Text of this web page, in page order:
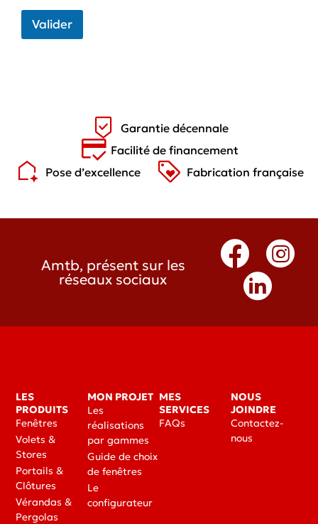
Valider
Garantie décennale
Facilité de financement
Pose d’excellence
Fabrication française
Amtb, présent sur les
réseaux sociaux
LES
PRODUITS
Fenêtres
Volets &
Stores
Portails &
Clôtures
Vérandas &
Pergolas
MON PROJET
Les
réalisations
par gammes
Guide de choix
de fenêtres
Le
configurateur
MES
SERVICES
FAQs
NOUS
JOINDRE
Contactez-
nous